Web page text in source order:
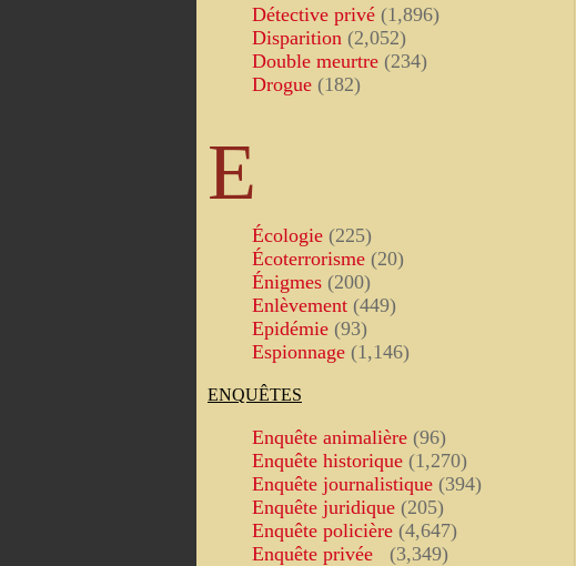
Détective privé (1,896)
Disparition (2,052)
Double meurtre (234)
Drogue (182)
E
Écologie (225)
Écoterrorisme (20)
Énigmes (200)
Enlèvement (449)
Epidémie (93)
Espionnage (1,146)
ENQUÊTES
Enquête animalière (96)
Enquête historique (1,270)
Enquête journalistique (394)
Enquête juridique (205)
Enquête policière (4,647)
Enquête privée
(3,349)